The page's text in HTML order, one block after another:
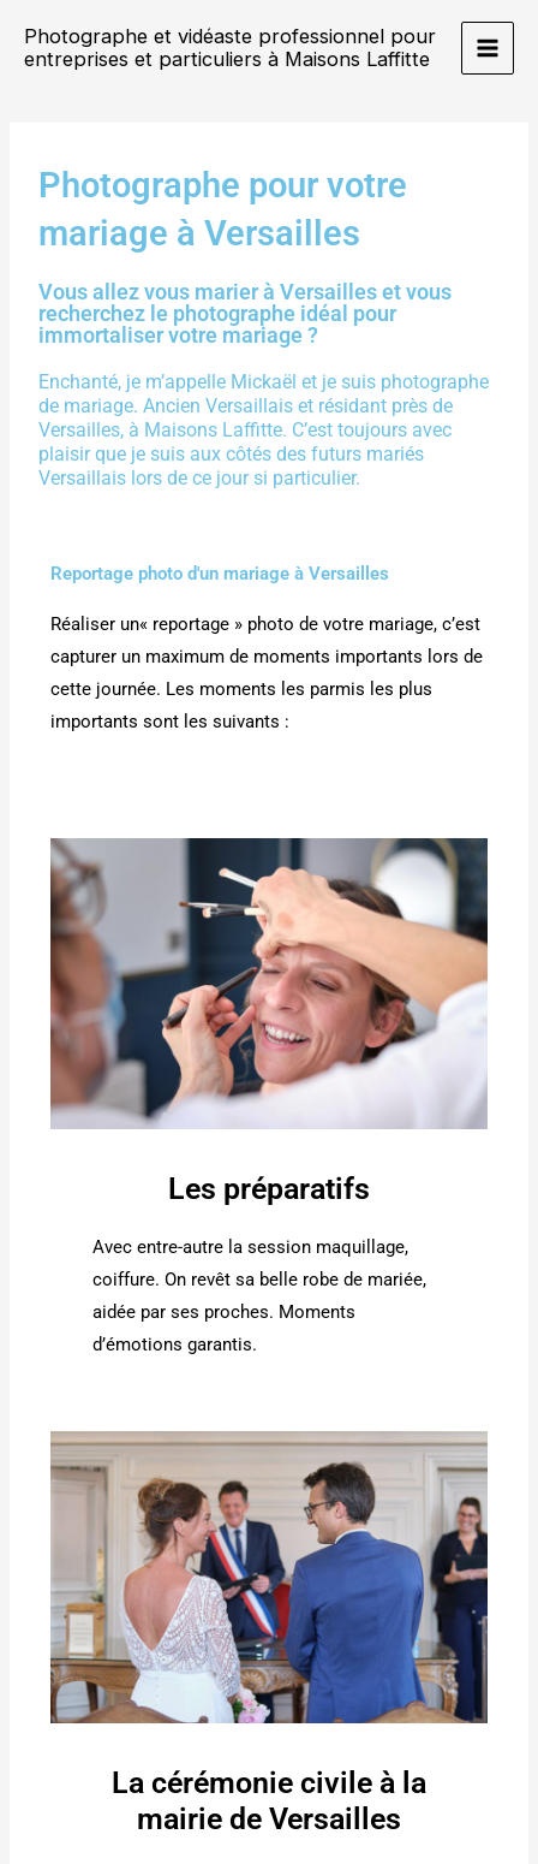
Photographe et vidéaste professionnel pour
entreprises et particuliers à Maisons Laffitte
Main
Photographe pour votre
mariage à Versailles
Vous allez vous marier à Versailles et vous
recherchez le photographe idéal pour
immortaliser votre mariage ?
Enchanté, je m’appelle Mickaël et je suis photographe
de mariage. Ancien Versaillais et résidant près de
Versailles, à Maisons Laffitte. C’est toujours avec
plaisir que je suis aux côtés des futurs mariés
Versaillais lors de ce jour si particulier.
Reportage photo d'un mariage à Versailles
Réaliser un« reportage » photo de votre mariage, c’est
capturer un maximum de moments importants lors de
cette journée. Les moments les parmis les plus
importants sont les suivants :
Les préparatifs
Avec entre-autre la session maquillage,
coiffure. On revêt sa belle robe de mariée,
aidée par ses proches. Moments
d’émotions garantis.
La cérémonie civile à la
mairie de Versailles